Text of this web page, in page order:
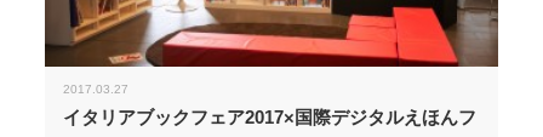
2017.03.27
イタリアブックフェア2017×国際デジタルえほんフ